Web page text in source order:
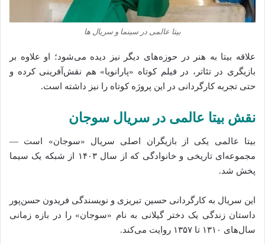
بیتا عالمی در سینما و سریال‌ ها
علاقه بیتا به هنر در حوزه‌های دیگر نیز دیده می‌شود؛ او علاوه بر
بازیگری در تئاتر، در فیلم کوتاه «پارانویا» هم نقش‌آفرینی کرده و
حتی تجربه کارگردانی در این پروژه کوتاه را نیز داشته است.
نقش بیتا عالمی در سریال سوجان
بیتا عالمی یکی از بازیگران اصلی سریال «سوجان» است —
مجموعه‌ای تاریخی و خانوادگی که از سال ۱۴۰۳ از شبکه یک سیما
پخش شد.
این سریال به کارگردانی حسین تبریزی و نویسندگی فریدون حسن‌پور
داستان زندگی یک دختر گیلانی به نام «سوجان» را در بازه زمانی
سال‌های ۱۳۱۰ تا ۱۳۵۷ روایت می‌کند.